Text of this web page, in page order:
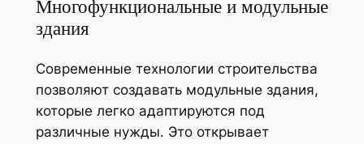
Многофункциональные и модульные
здания
Современные технологии строительства
позволяют создавать модульные здания,
которые легко адаптируются под
различные нужды. Это открывает